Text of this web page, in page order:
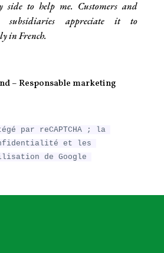
to help me. Customers and
appreciate it to
in French.
– Responsable marketing
par reCAPTCHA ; la
et les
de Google